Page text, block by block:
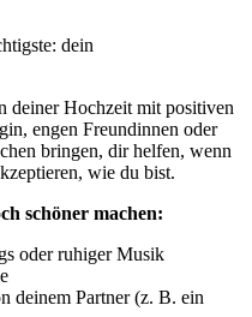
dein
deiner Hochzeit mit positiven
engen Freundinnen oder
bringen, dir helfen, wenn
wie du bist.
schöner machen:
oder ruhiger Musik
deinem Partner (z. B. ein